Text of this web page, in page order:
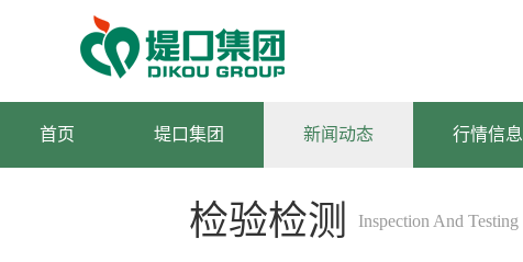
首页 堤口集团 新闻动态 行情信息
检验检测 Inspection And Testing